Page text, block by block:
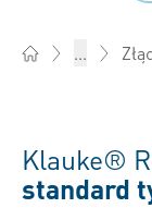
...
Klauke®
standard